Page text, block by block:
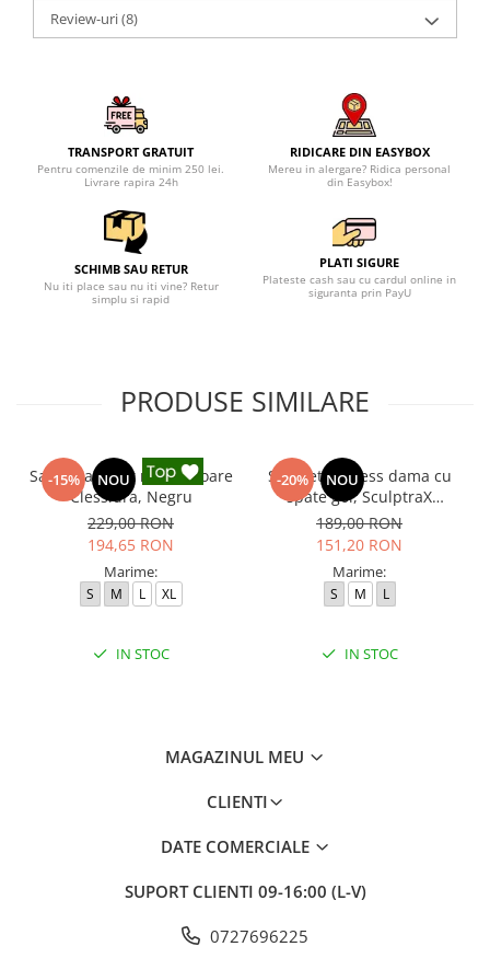
Review-uri(8)
TRANSPORT GRATUIT
Pentru comenzile de minim 250 lei.
Livrare rapira 24h
RIDICARE DIN EASYBOX
Mereu in alergare? Ridica personal
din Easybox!
SCHIMB SAU RETUR
Nu iti place sau nu iti vine? Retur
simplu si rapid
PLATI SIGURE
Plateste cash sau cu cardul online in
siguranta prin PayU
PRODUSE SIMILARE
-15% NOU
Salopeta sport modelatoare
Clessidra, Negru
229,00 RON
194,65 RON
Marime:
S M L XL
IN STOC
-20% NOU
Salopeta fitness dama cu
spate gol, SculptraX
Jumpsuit, Negru
189,00 RON
151,20 RON
Marime:
S M L
IN STOC
MAGAZINUL MEU
CLIENTI
DATE COMERCIALE
SUPORT CLIENTI 09-16:00 (L-V)
0727696225